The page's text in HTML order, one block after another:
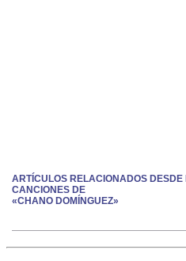
ARTÍCULOS RELACIONADOS
CANCIONES DE
«CHANO DOMÍNGUEZ»